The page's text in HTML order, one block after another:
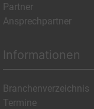
Partner
Ansprechpartner
Informationen
Branchenverzeichnis
Termine